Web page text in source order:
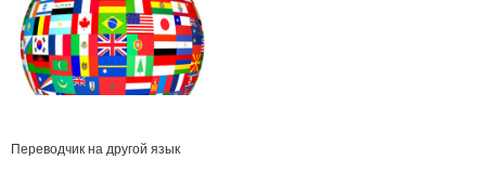
Переводчик на другой язык